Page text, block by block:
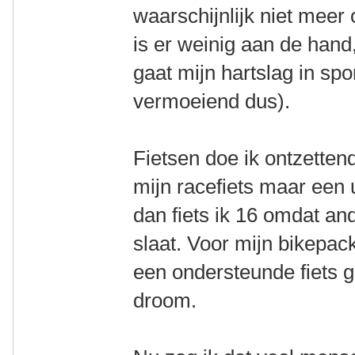
waarschijnlijk niet meer
is er weinig aan de
gaat mijn hartslag in
vermoeiend dus).
Fietsen doe ik
mijn racefiets maar een
dan fiets ik 16 omdat
slaat. Voor mijn
een ondersteunde fiets
droom.